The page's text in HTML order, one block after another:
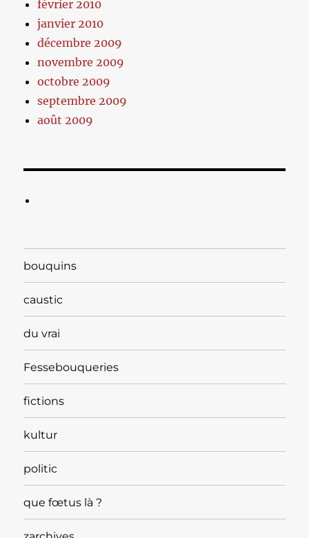
février 2010
janvier 2010
décembre 2009
novembre 2009
octobre 2009
septembre 2009
août 2009
bouquins
caustic
du vrai
Fessebouqueries
fictions
kultur
politic
que fœtus là ?